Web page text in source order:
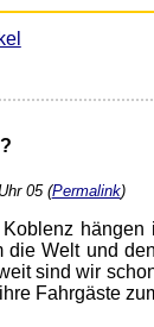
05 (Permalink)
die Welt und
sind wir
Fahrgäste